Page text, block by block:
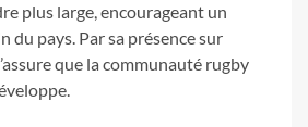
plus large, encourageant un
du pays. Par sa présence sur
que la communauté rugby